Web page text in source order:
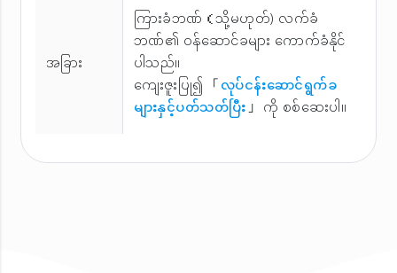
အခြား
ကြားခံဘဏ်（သို့မဟုတ်) လက်ခံ
ဘဏ်၏ ဝန်ဆောင်ခများ ကောက်ခံနိုင်
ပါသည်။
ကျေးဇူးပြု၍ 「လုပ်ငန်းဆောင်ရွက်ခ
များနှင့်ပတ်သတ်ပြီး」 ကို စစ်ဆေးပါ။